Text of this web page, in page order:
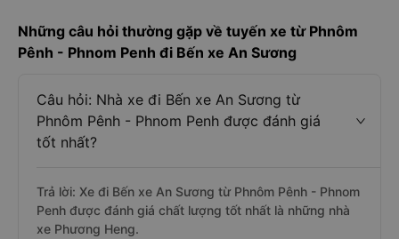
Những câu hỏi thường gặp về tuyến xe từ Phnôm
Pênh - Phnom Penh đi Bến xe An Sương
Câu hỏi: Nhà xe đi Bến xe An Sương từ
Phnôm Pênh - Phnom Penh được đánh giá
tốt nhất?
Trả lời: Xe đi Bến xe An Sương từ Phnôm Pênh - Phnom
Penh được đánh giá chất lượng tốt nhất là những nhà
xe Phương Heng.